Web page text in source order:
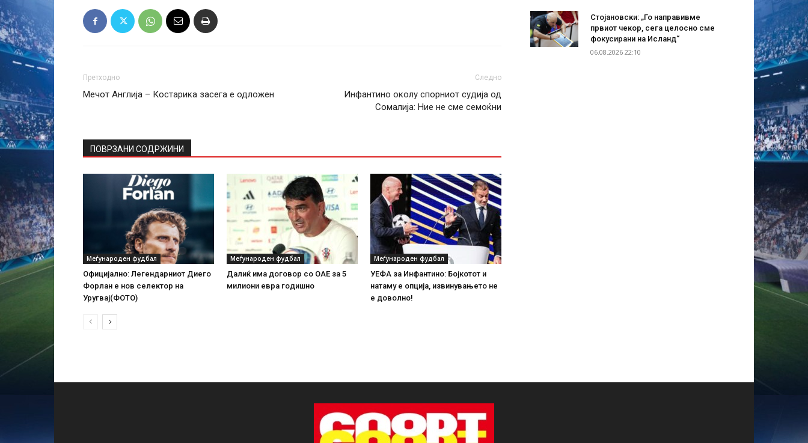
Претходно
Мечот Англија – Костарика засега е одложен
Следно
Инфантино околу спорниот судија од
Сомалија: Ние не сме семоќни
ПОВРЗАНИ СОДРЖИНИ
Меѓународен фудбал
Официјално: Легендарниот Диего
Форлан е нов селектор на
Уругвај(ФОТО)
Меѓународен фудбал
Далиќ има договор со ОАЕ за 5
милиони евра годишно
Меѓународен фудбал
УЕФА за Инфантино: Бојкотот и
натаму е опција, извинувањето не
е доволно!
Стојановски: „Го направивме
првиот чекор, сега целосно сме
фокусирани на Исланд“
06.08.2026 22:10